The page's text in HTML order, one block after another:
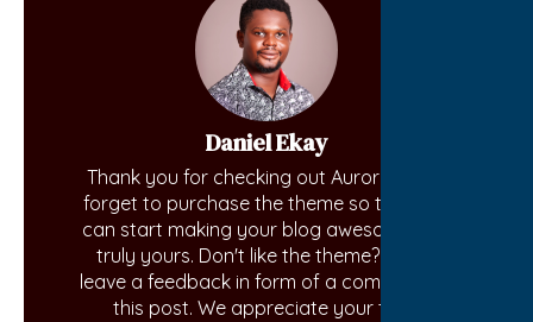
Daniel Ekay
Thank you for checking out Aurora. Don't
forget to purchase the theme so that you
can start making your blog awesome and
truly yours. Don't like the theme? Kindly
leave a feedback in form of a comment on
this post. We appreciate your time.